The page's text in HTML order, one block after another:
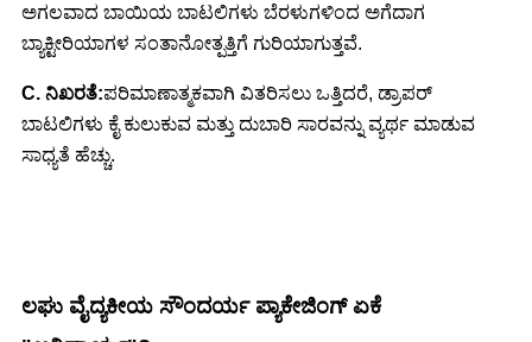
ಅಗಲವಾದ ಬಾಯಿಯ ಬಾಟಲಿಗಳು ಬೆರಳುಗಳಿಂದ ಅಗೆದಾಗ
ಬ್ಯಾಕ್ಟೀರಿಯಾಗಳ ಸಂತಾನೋತ್ಪತ್ತಿಗೆ ಗುರಿಯಾಗುತ್ತವೆ.
C. ನಿಖರತೆ:ಪರಿಮಾಣಾತ್ಮಕವಾಗಿ ವಿತರಿಸಲು ಒತ್ತಿದರೆ, ಡ್ರಾಪರ್
ಬಾಟಲಿಗಳು ಕೈ ಕುಲುಕುವ ಮತ್ತು ದುಬಾರಿ ಸಾರವನ್ನು ವ್ಯರ್ಥ ಮಾಡುವ
ಸಾಧ್ಯತೆ ಹೆಚ್ಚು.
ಲಘು ವೈದ್ಯಕೀಯ ಸೌಂದರ್ಯ ಪ್ಯಾಕೇಜಿಂಗ್ ಏಕೆ